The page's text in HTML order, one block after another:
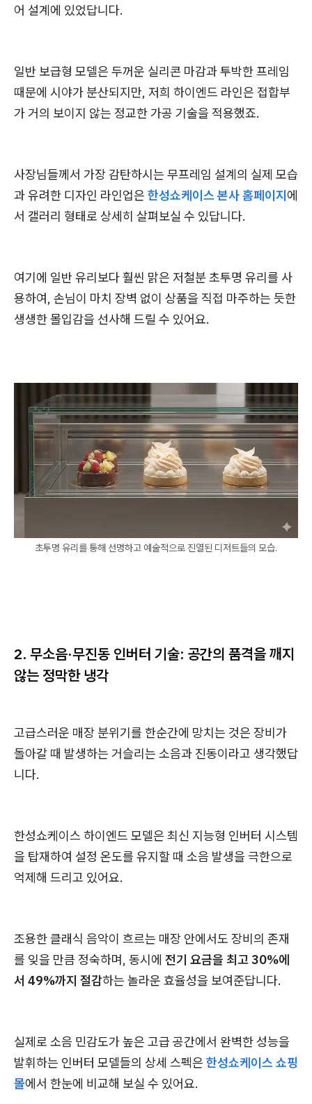
어 설계에 있었답니다.
일반 보급형 모델은 두꺼운 실리콘 마감과 투박한 프레임
때문에 시야가 분산되지만, 저희 하이엔드 라인은 접합부
가 거의 보이지 않는 정교한 가공 기술을 적용했죠.
사장님들께서 가장 감탄하시는 무프레임 설계의 실제 모습
과 유려한 디자인 라인업은 한성쇼케이스 본사 홈페이지에
서 갤러리 형태로 상세히 살펴보실 수 있답니다.
여기에 일반 유리보다 훨씬 맑은 저철분 초투명 유리를 사
용하여, 손님이 마치 장벽 없이 상품을 직접 마주하는 듯한
생생한 몰입감을 선사해 드릴 수 있어요.
초투명 유리를 통해 선명하고 예술적으로 진열된 디저트들의 모습.
2. 무소음·무진동 인버터 기술: 공간의 품격을 깨지
않는 정막한 냉각
고급스러운 매장 분위기를 한순간에 망치는 것은 장비가
돌아갈 때 발생하는 거슬리는 소음과 진동이라고 생각했답
니다.
한성쇼케이스 하이엔드 모델은 최신 지능형 인버터 시스템
을 탑재하여 설정 온도를 유지할 때 소음 발생을 극한으로
억제해 드리고 있어요.
조용한 클래식 음악이 흐르는 매장 안에서도 장비의 존재
를 잊을 만큼 정숙하며, 동시에 전기 요금을 최고 30%에
서 49%까지 절감하는 놀라운 효율성을 보여준답니다.
실제로 소음 민감도가 높은 고급 공간에서 완벽한 성능을
발휘하는 인버터 모델들의 상세 스펙은 한성쇼케이스 쇼핑
몰에서 한눈에 비교해 보실 수 있어요.